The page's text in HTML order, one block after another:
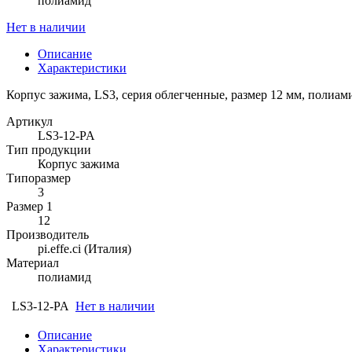
Нет в наличии
Описание
Характеристики
Корпус зажима, LS3, серия облегченные, размер 12 мм,
Артикул
LS3-12-PA
Тип продукции
Корпус зажима
Типоразмер
3
Размер 1
12
Производитель
pi.effe.ci (Италия)
Материал
полиамид
LS3-12-PA Нет в наличии
Описание
Характеристики